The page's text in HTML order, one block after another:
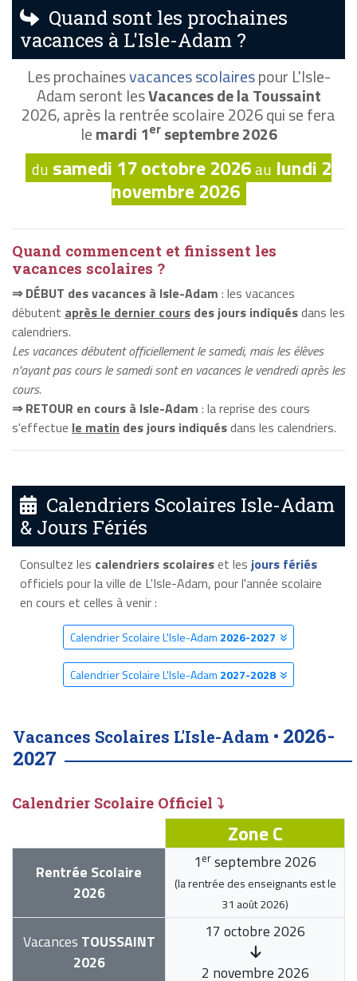
Quand sont les prochaines
vacances à L'Isle-Adam ?
Les prochainesvacances scolairespour L'Isle-
Adam seront lesVacances de la Toussaint
2026, après la rentrée scolaire 2026 qui se fera
lemardi 1erseptembre 2026
du samedi 17 octobre 2026au lundi 2
novembre 2026
Quand commencent et finissent les
vacances scolaires ?
⇒ DÉBUT des vacances à Isle-Adam : les vacances
débutent après le dernier cours des jours indiquésdans les
calendriers.
Les vacances débutent officiellement le samedi, mais les élèves
n'ayant pas cours le samedi sont en vacances le vendredi après les
cours.
⇒ RETOUR en cours à Isle-Adam : la reprise des cours
s'effectue le matin des jours indiquésdans les calendriers.
Calendriers Scolaires Isle-Adam
& Jours Fériés
Consultez les calendriers scolaireset les jours fériés
officiels pour la ville de L'Isle-Adam, pour l'année scolaire
en cours et celles à venir :
Calendrier Scolaire L'Isle-Adam 2026-2027
Calendrier Scolaire L'Isle-Adam 2027-2028
Vacances Scolaires L'Isle-Adam • 2026-
2027
Calendrier Scolaire Officiel ⤵
Zone C
Rentrée Scolaire
2026
1 er septembre 2026
(la rentrée des enseignants est le
31 août 2026)
Vacances TOUSSAINT
2026
17 octobre 2026
2 novembre 2026